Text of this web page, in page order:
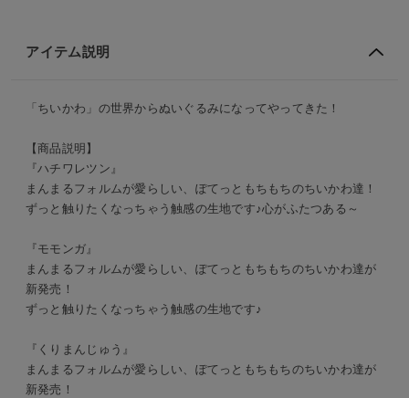
アイテム説明
「ちいかわ」の世界からぬいぐるみになってやってきた！
【商品説明】
『ハチワレツン』
まんまるフォルムが愛らしい、ぽてっともちもちのちいかわ達！
ずっと触りたくなっちゃう触感の生地です♪心がふたつある～
『モモンガ』
まんまるフォルムが愛らしい、ぽてっともちもちのちいかわ達が
新発売！
ずっと触りたくなっちゃう触感の生地です♪
『くりまんじゅう』
まんまるフォルムが愛らしい、ぽてっともちもちのちいかわ達が
新発売！